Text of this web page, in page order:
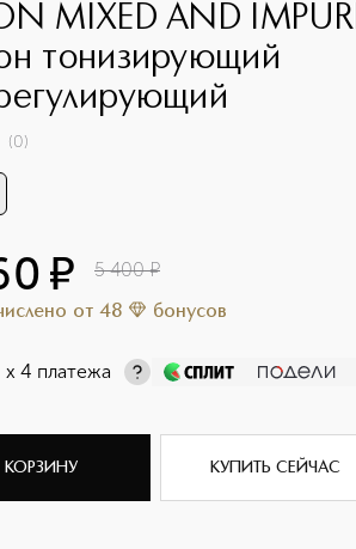
MIXED AND
тонизирующий
(0)
¤ 5 400 ¤
от 48 бонусов
х 4 платежа
КОРЗИНУ КУПИТЬ СЕЙЧАС